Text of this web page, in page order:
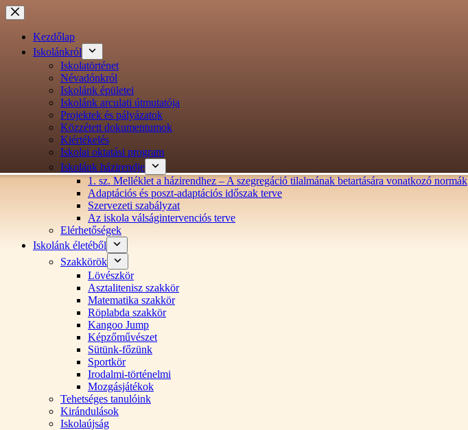
Ugrás
a
tartalomraKezdőlap
Iskolánkról
Iskolatörténet
Névadónkról
Iskolánk épületei
Iskolánk arculati útmutatója
Projektek és pályázatok
Közzétett dokumentumok
Kiértékelés
Iskolai oktatási program
Iskolánk házirendje
1. sz. Melléklet a házirendhez – A szegregáció tilalmának betartására vonatkozó normák
Adaptációs és poszt-adaptációs időszak terve
Szervezeti szabályzat
Az iskola válságintervenciós terve
Elérhetőségek
Iskolánk életéből
Szakkörök
Lövészkör
Asztalitenisz szakkör
Matematika szakkör
Röplabda szakkör
Kangoo Jump
Képzőművészet
Sütünk-főzünk
Sportkör
Irodalmi-történelmi
Mozgásjátékok
Tehetséges tanulóink
Kirándulások
Iskolaújság